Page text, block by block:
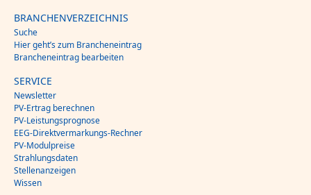
BRANCHENVERZEICHNIS
Suche
Hier geht’s zum Brancheneintrag
Brancheneintrag bearbeiten
SERVICE
Newsletter
PV-Ertrag berechnen
PV-Leistungsprognose
EEG-Direktvermarkungs-Rechner
PV-Modulpreise
Strahlungsdaten
Stellenanzeigen
Wissen